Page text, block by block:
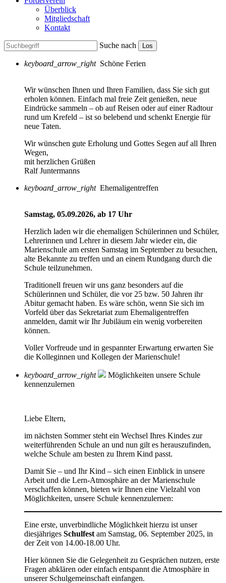
Überblick
Mitgliedschaft
Kontakt
Suche nach Los
keyboard_arrow_right Schöne Ferien
Wir wünschen Ihnen und Ihren Familien, dass Sie sich gut
erholen können. Einfach mal freie Zeit genießen, neue
Eindrücke sammeln – ob auf Reisen oder auf einer Radtour
rund um Krefeld – ist so belebend und schenkt Energie für
neue Taten.
Wir wünschen gute Erholung und Gottes Segen auf all Ihren
Wegen,
mit herzlichen Grüßen
Ralf Juntermanns
keyboard_arrow_right Ehemaligentreffen
Samstag, 05.09.2026, ab 17 Uhr
Herzlich laden wir die ehemaligen Schülerinnen und Schüler,
Lehrerinnen und Lehrer in diesem Jahr wieder ein, die
Marienschule am ersten Samstag im September zu besuchen,
alte Bekannte zu treffen und an einem Rundgang durch die
Schule teilzunehmen.
Traditionell freuen wir uns ganz besonders auf die
Schülerinnen und Schüler, die vor 25 bzw. 50 Jahren ihr
Abitur gemacht haben. Es wäre schön, wenn Sie sich im
Vorfeld über das Sekretariat zum Ehemaligentreffen
anmelden, damit wir Ihr Jubiläum ein wenig vorbereiten
können.
Voller Vorfreude und in gespannter Erwartung erwarten Sie
die Kolleginnen und Kollegen der Marienschule!
keyboard_arrow_right
Möglichkeiten unsere Schule
kennenzulernen
Liebe Eltern,
im nächsten Sommer steht ein Wechsel Ihres Kindes zur
weiterführenden Schule an und nun gilt es herauszufinden,
welche Schule am besten zu Ihrem Kind passt.
Damit Sie – und Ihr Kind – sich einen Einblick in unsere
Arbeit und die Lern-Atmosphäre an der Marienschule
verschaffen können, bieten wir Ihnen eine Vielzahl von
Möglichkeiten, unsere Schule kennenzulernen:
Eine erste, unverbindliche Möglichkeit hierzu ist unser
diesjähriges Schulfest am Samstag, 06. September 2025, in
der Zeit von 14.00-18.00 Uhr.
Hier können Sie die Gelegenheit zu Gesprächen nutzen, erste
Fragen abklären oder einfach entspannt die Atmosphäre in
unserer Schulgemeinschaft einfangen.